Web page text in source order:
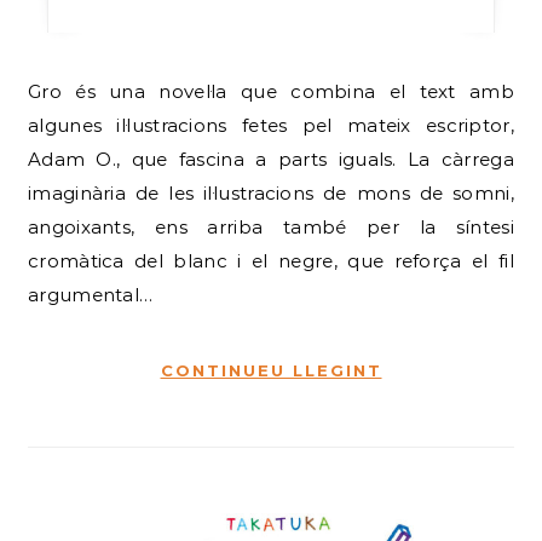
Gro és una novel·la que combina el text amb
algunes il·lustracions fetes pel mateix escriptor,
Adam O., que fascina a parts iguals. La càrrega
imaginària de les il·lustracions de mons de somni,
angoixants, ens arriba també per la síntesi
cromàtica del blanc i el negre, que reforça el fil
argumental…
CONTINUEU LLEGINT